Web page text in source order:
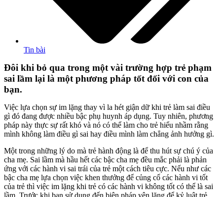
Tin bài
Đôi khi bỏ qua trong một vài trường hợp trẻ phạm
sai lầm lại là một phương pháp tốt đối với con của
bạn.
Việc lựa chọn sự im lặng thay vì la hét giận dữ khi trẻ làm sai điều
gì đó đang được nhiều bậc phụ huynh áp dụng. Tuy nhiên, phương
pháp này thực sự rất khó và nó có thể làm cho trẻ hiểu nhầm rằng
mình không làm điều gì sai hay điều mình làm chẳng ảnh hưởng gì.
Một trong những lý do mà trẻ hành động là để thu hút sự chú ý của
cha mẹ. Sai lầm mà hầu hết các bậc cha mẹ đều mắc phải là phản
ứng với các hành vi sai trái của trẻ một cách tiêu cực. Nếu như các
bậc cha mẹ lựa chọn việc khen thưởng để củng cố các hành vi tốt
của trẻ thì việc im lặng khi trẻ có các hành vi không tốt có thể là sai
lầm. Trước khi bạn sử dụng đến biện pháp yên lặng để kỷ luật trẻ,